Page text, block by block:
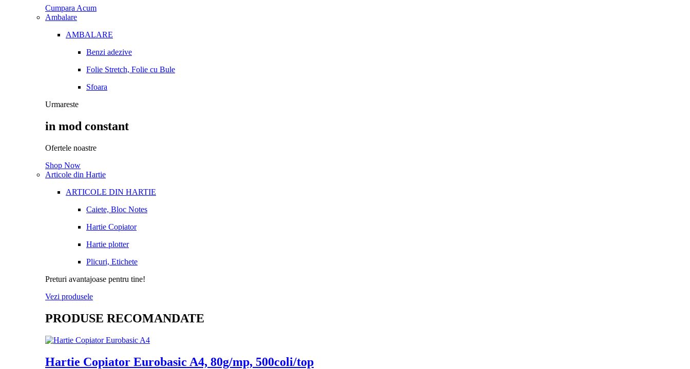
Cumpara Acum
Ambalare
AMBALARE
Benzi adezive
Folie Stretch, Folie cu Bule
Sfoara
Urmareste
in mod constant
Ofertele noastre
Shop Now
Articole din Hartie
ARTICOLE DIN HARTIE
Caiete, Bloc Notes
Hartie Copiator
Hartie plotter
Plicuri, Etichete
Preturi avantajoase pentru tine!
Vezi produsele
PRODUSE RECOMANDATE
Hartie Copiator Eurobasic A4, 80g/mp, 500coli/top